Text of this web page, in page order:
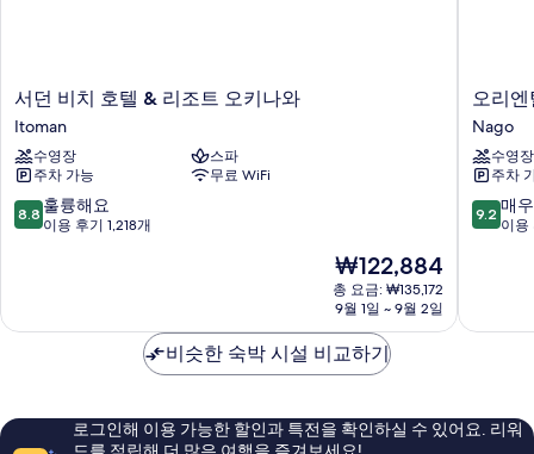
서
던
비
치
호
텔
&
키
서던 비치 호텔 & 리조트 오키나와
Itoman
수영장
스파
주차 가능
무료 WiFi
10
점
점,
요,
8.8 훌륭해요
이용 후기 1,218개
현
재
요
₩122,884
₩122,884
총 요금: ₩135,172
9월 1일 ~ 9월 2일
오
리
엔
탈
호
텔
오
조
파
Nago
오리
Nago
수영장
주차
10
점
점,
륭
해
9.2 매
이용
비슷한 숙박 시설 비교하기
로그인해 이용 가능한 할인과 특전을 확인하실 수 있어요. 리워